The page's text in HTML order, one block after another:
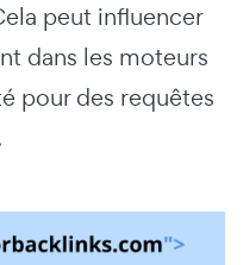
peut influencer
dans les moteurs
pour des requêtes